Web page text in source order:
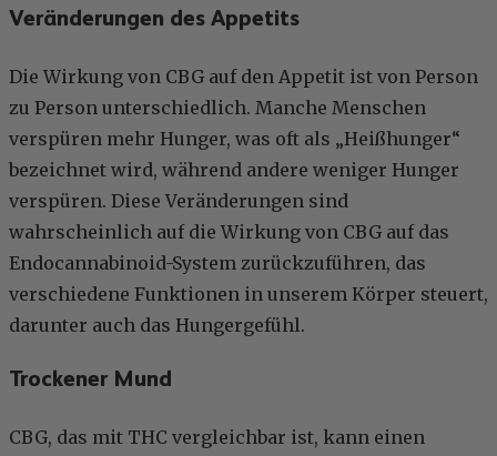
Veränderungen des Appetits
Die Wirkung von CBG auf den Appetit ist von Person
zu Person unterschiedlich. Manche Menschen
verspüren mehr Hunger, was oft als „Heißhunger“
bezeichnet wird, während andere weniger Hunger
verspüren. Diese Veränderungen sind
wahrscheinlich auf die Wirkung von CBG auf das
Endocannabinoid-System zurückzuführen, das
verschiedene Funktionen in unserem Körper steuert,
darunter auch das Hungergefühl.
Trockener Mund
CBG, das mit THC vergleichbar ist, kann einen